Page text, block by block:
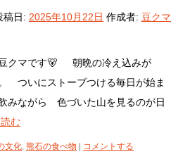
稿日: 2025年10月22日 作成者: 豆クマ
クマです🐻 朝晩の冷え込みが
ついにストーブつける毎日が始ま
みながら 色づいた山を見るのが日
む
文化, 熊石の食べ物 コメントする